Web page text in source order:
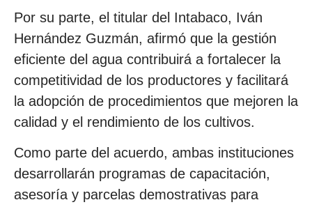
Por su parte, el titular del Intabaco, Iván
Hernández Guzmán, afirmó que la gestión
eficiente del agua contribuirá a fortalecer la
competitividad de los productores y facilitará
la adopción de procedimientos que mejoren la
calidad y el rendimiento de los cultivos.
Como parte del acuerdo, ambas instituciones
desarrollarán programas de capacitación,
asesoría y parcelas demostrativas para